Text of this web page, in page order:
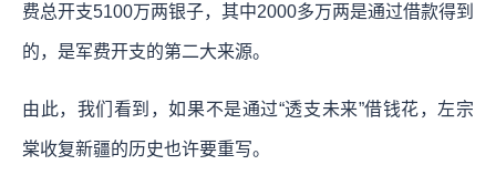
费总开支5100万两银子，其中2000多万两是通过借款得到
的，是军费开支的第二大来源。
由此，我们看到，如果不是通过“透支未来”借钱花，左宗
棠收复新疆的历史也许要重写。